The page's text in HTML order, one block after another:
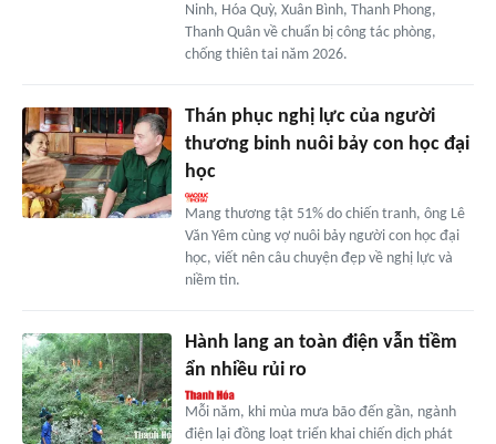
Ninh, Hóa Quỳ, Xuân Bình, Thanh Phong,
Thanh Quân về chuẩn bị công tác phòng,
chống thiên tai năm 2026.
Thán phục nghị lực của người
thương binh nuôi bảy con học đại
học
Mang thương tật 51% do chiến tranh, ông Lê
Văn Yêm cùng vợ nuôi bảy người con học đại
học, viết nên câu chuyện đẹp về nghị lực và
niềm tin.
Hành lang an toàn điện vẫn tiềm
ẩn nhiều rủi ro
Mỗi năm, khi mùa mưa bão đến gần, ngành
điện lại đồng loạt triển khai chiến dịch phát